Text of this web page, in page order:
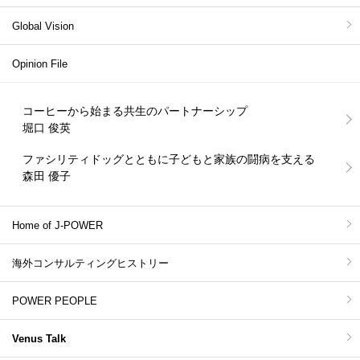
Global Vision
Opinion File
コーヒーから始まる共生のパートナーシップ
堀口 俊英
ファシリティドッグとともに子どもと家族の闘病を支える
森田 優子
Home of J-POWER
海外コンサルティングヒストリー
POWER PEOPLE
Venus Talk